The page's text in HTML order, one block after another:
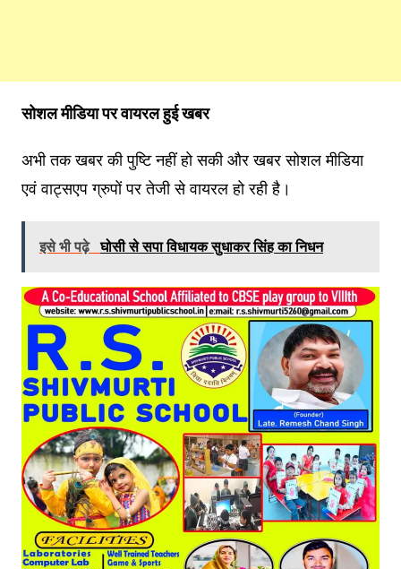
सोशल मीडिया पर वायरल हुई खबर
अभी तक खबर की पुष्टि नहीं हो सकी और खबर सोशल मीडिया
एवं वाट्सएप ग्रुपों पर तेजी से वायरल हो रही है।
इसे भी पढ़े घोसी से सपा विधायक सुधाकर सिंह का निधन